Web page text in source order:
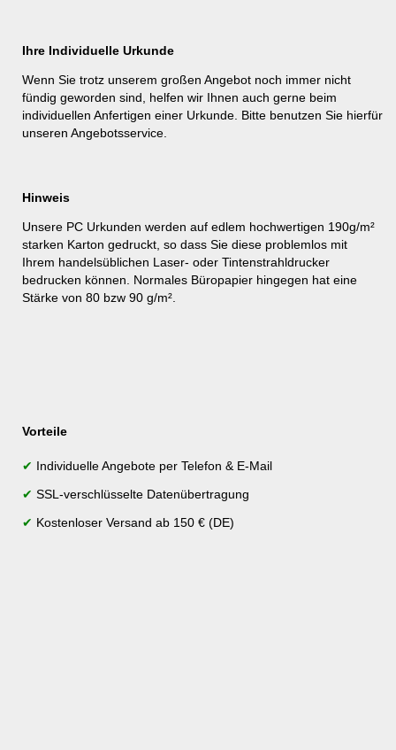
Ihre Individuelle Urkunde
Wenn Sie trotz unserem großen Angebot noch immer nicht
fündig geworden sind, helfen wir Ihnen auch gerne beim
individuellen Anfertigen einer Urkunde. Bitte benutzen Sie hierfür
unseren Angebotsservice
Hinweis
Unsere PC Urkunden werden auf edlem hochwertigen 190g/m²
starken Karton gedruckt, so dass Sie diese problemlos mit
Ihrem handelsüblichen Laser- oder Tintenstrahldrucker
bedrucken können. Normales Büropapier hingegen hat eine
Stärke von 80 bzw 90 g/m².
Vorteile
✔ Individuelle Angebote per Telefon & E-Mail
✔ SSL-verschlüsselte Datenübertragung
✔ Kostenloser Versand ab 150 € (DE)